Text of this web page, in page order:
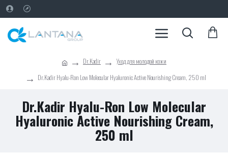
Dr.Kadir
Уход для молодой кожи
Dr.Kadir Hyalu-Ron Low Molecular Hyaluronic Active Nourishing Cream, 250 ml
Dr.Kadir Hyalu-Ron Low Molecular
Hyaluronic Active Nourishing Cream,
250 ml